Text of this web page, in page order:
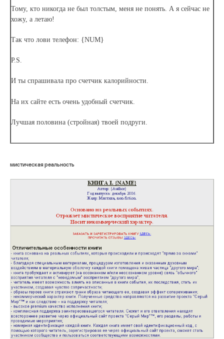
Тому, кто никогда не был толстым, меня не понять. А я сейчас не
хожу, а летаю!
Так что лови телефон: {NUM}
P.S.
И ты спрашивала про счетчик калорийности.
На их сайте есть очень удобный счетчик.
Лучшая половина (стройная) твоей подруги.
мистическая реальность